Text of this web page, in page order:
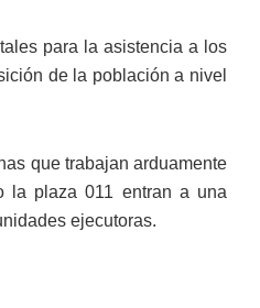
para la asistencia a los
de la población a nivel
que trabajan arduamente
la plaza 011 entran a una
ejecutoras.